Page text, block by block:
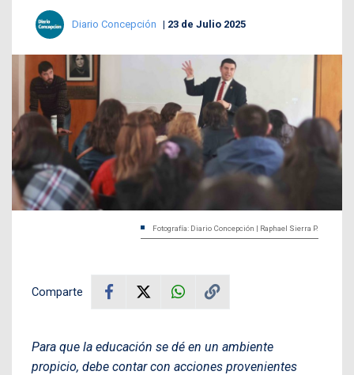
Diario Concepción 23 de Julio 2025
Fotografía: Diario Concepción | Raphael Sierra P.
Comparte
Para que la educación se dé en un ambiente
propicio, debe contar con acciones provenientes